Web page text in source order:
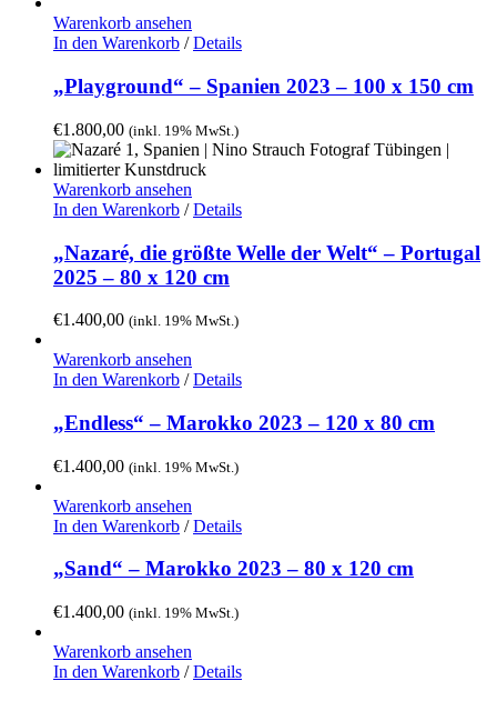
Warenkorb ansehen
In den Warenkorb / Details
„Playground“ – Spanien 2023 – 100 x 150 cm
€1.800,00 (inkl. 19% MwSt.)
Warenkorb ansehen
In den Warenkorb / Details
„Nazaré, die größte Welle der Welt“ – Portugal
2025 – 80 x 120 cm
€1.400,00 (inkl. 19% MwSt.)
Warenkorb ansehen
In den Warenkorb / Details
„Endless“ – Marokko 2023 – 120 x 80 cm
€1.400,00 (inkl. 19% MwSt.)
Warenkorb ansehen
In den Warenkorb / Details
„Sand“ – Marokko 2023 – 80 x 120 cm
€1.400,00 (inkl. 19% MwSt.)
Warenkorb ansehen
In den Warenkorb / Details